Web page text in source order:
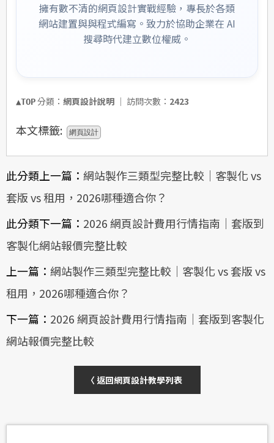
擁有數不清的網頁設計實戰經驗，專長於各類
網站建置與與程式編寫。致力於協助企業在 AI
搜尋時代建立數位權威。
▲TOP分類： 網頁設計說明 │ 訪問次數： 2423
本文標籤: 網頁設計
此分類上一篇： 網站製作三類型完整比較｜客製化 vs
套版 vs 租用，2026哪種適合你？
此分類下一篇： 2026 網頁設計費用行情指南｜套版到
客製化網站報價完整比較
上一篇： 網站製作三類型完整比較｜客製化 vs 套版 vs
租用，2026哪種適合你？
下一篇： 2026 網頁設計費用行情指南｜套版到客製化
網站報價完整比較
〈 返回網頁設計教學列表